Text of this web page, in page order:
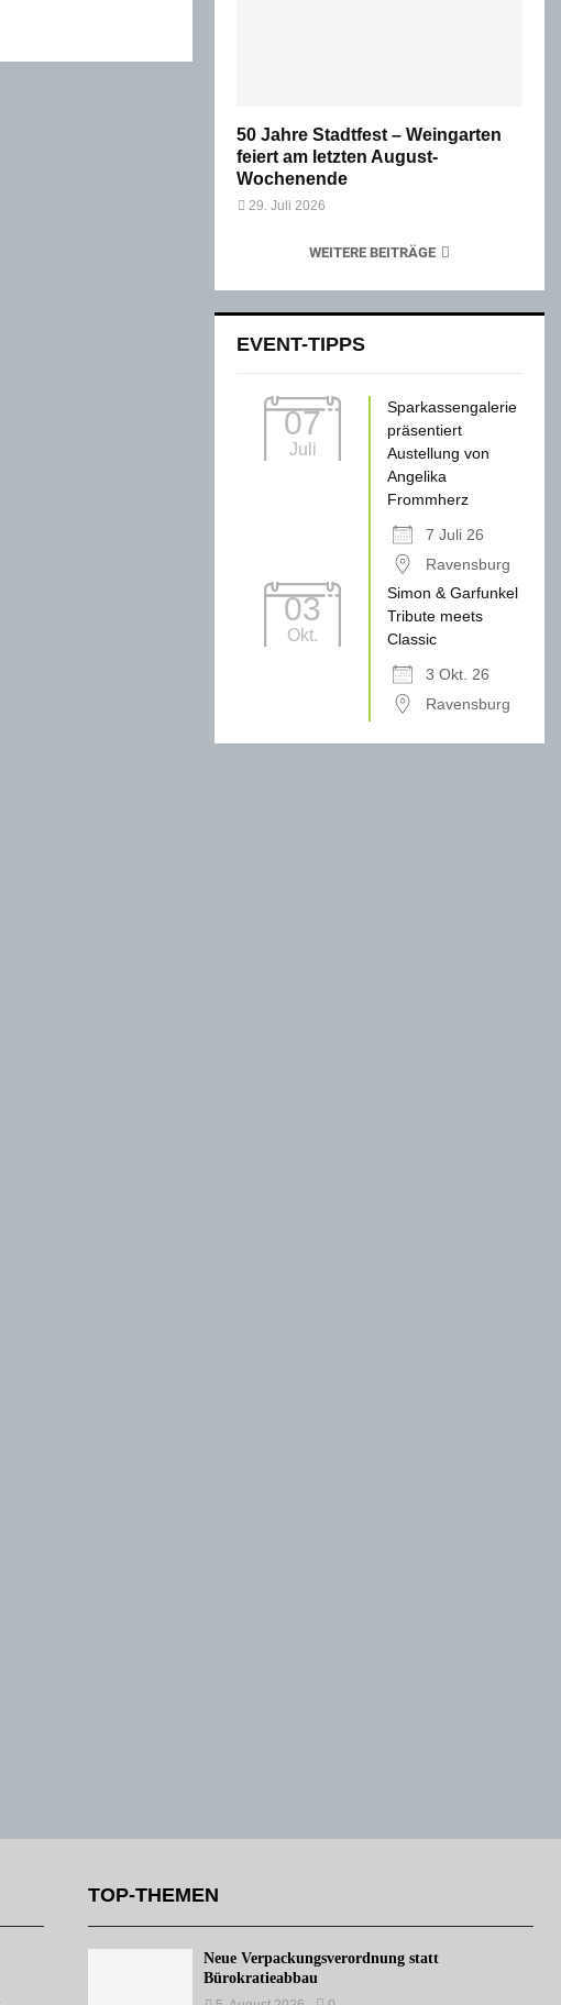
50 Jahre Stadtfest – Weingarten
feiert am letzten August-
Wochenende
29. Juli 2026
WEITERE BEITRÄGE
EVENT-TIPPS
07
Juli
Sparkassengalerie
präsentiert
Austellung von
Angelika
Frommherz
7 Juli 26
Ravensburg
03
Okt.
Simon & Garfunkel
Tribute meets
Classic
3 Okt. 26
Ravensburg
TOP-THEMEN
Neue Verpackungsverordnung statt
Bürokratieabbau